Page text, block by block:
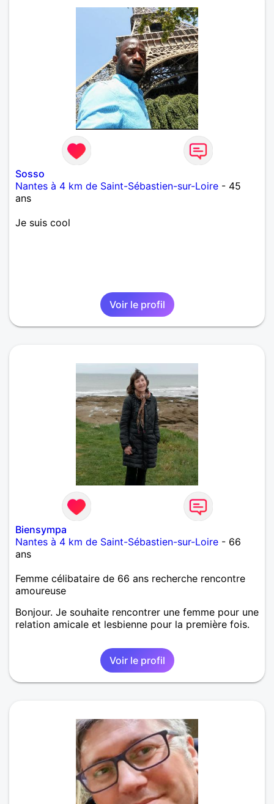
Sosso
Nantes à 4 km de Saint-Sébastien-sur-Loire - 45
ans
Je suis cool
Voir le profil
Biensympa
Nantes à 4 km de Saint-Sébastien-sur-Loire - 66
ans
Femme célibataire de 66 ans recherche rencontre
amoureuse
Bonjour. Je souhaite rencontrer une femme pour une
relation amicale et lesbienne pour la première fois.
Voir le profil